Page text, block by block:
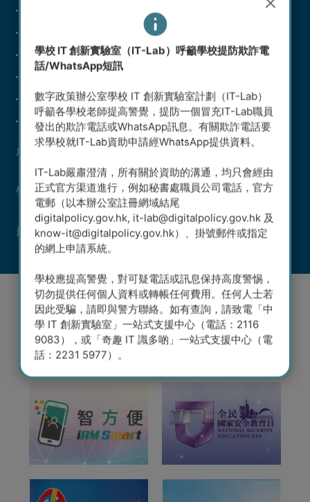
學校 IT 創新實驗室（IT-Lab）呼籲學校提防欺詐電
話/WhatsApp短訊
數字政策辦公室學校 IT 創新實驗室計劃（IT-Lab）
呼籲各學校老師提高警覺，提防一個冒充IT-Lab職員
發出的欺詐電話或WhatsApp訊息。有關欺詐電話要
求學校就IT-Lab資助申請經WhatsApp提供資料。
IT-Lab嚴肅澄清，所有關於資助的溝通，均只會經由
正式官方渠道進行，例如秘書處職員公司電話，官方
電郵（以本辦公室註冊網域結尾
digitalpolicy.gov.hk, it-lab@digitalpolicy.gov.hk 及
know-it@digitalpolicy.gov.hk）、掛號郵件或指定
的網上申請系統。
學校應提高警覺，對可疑電話或訊息保持高度警惕，
切勿提供任何個人資料或轉帳任何費用。任何人士若
因此受騙，請即與警方聯絡。如有查詢，請致電「中
學 IT 創新實驗室」一站式支援中心（電話：2116
9083），或「奇趣 IT 識多啲」一站式支援中心（電
話：2231 5977）。
資訊科技設備及設施參考清單（中學）
資訊科技設備及設施參考清單（小學）
課外活動例子（小學）
已批申請（中學）
已批申請（小學）
成就
學生科技園地
最新消息